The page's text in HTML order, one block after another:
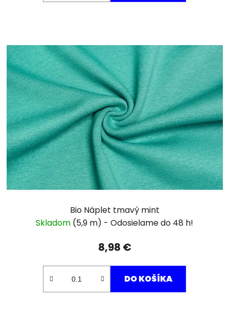
Bio Náplet tmavý mint
Skladom (5,9 m)
8,98 €
DO KOŠÍKA